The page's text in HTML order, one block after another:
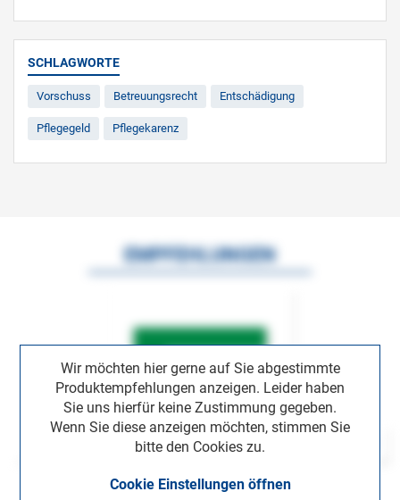
SCHLAGWORTE
Vorschuss Betreuungsrecht Entschädigung
Pflegegeld Pflegekarenz
Wir möchten hier gerne auf Sie abgestimmte
Produktempfehlungen anzeigen. Leider haben
Sie uns hierfür keine Zustimmung gegeben.
Wenn Sie diese anzeigen möchten, stimmen Sie
bitte den Cookies zu.
Cookie Einstellungen öffnen
EMPFEHLUNGEN